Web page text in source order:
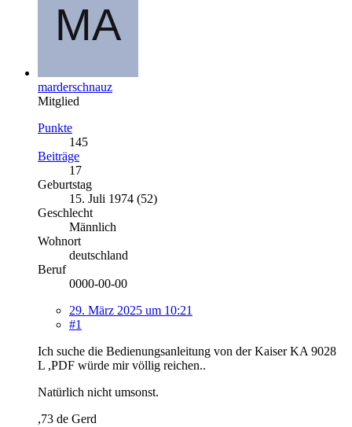
marderschnauz
Mitglied
Punkte
145
Beiträge
17
Geburtstag
15. Juli 1974 (52)
Geschlecht
Männlich
Wohnort
deutschland
Beruf
0000-00-00
29. März 2025 um 10:21
#1
Ich suche die Bedienungsanleitung von der Kaiser KA 9028
L ,PDF würde mir völlig reichen..
Natürlich nicht umsonst.
,73 de Gerd